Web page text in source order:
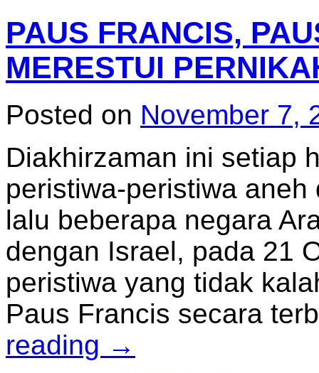
PAUS FRANCIS,
MERESTUI
Posted on November 7,
Diakhirzaman ini setiap
peristiwa-peristiwa
lalu beberapa negara
dengan Israel, pada 21
peristiwa yang tidak
Paus Francis secara
reading →